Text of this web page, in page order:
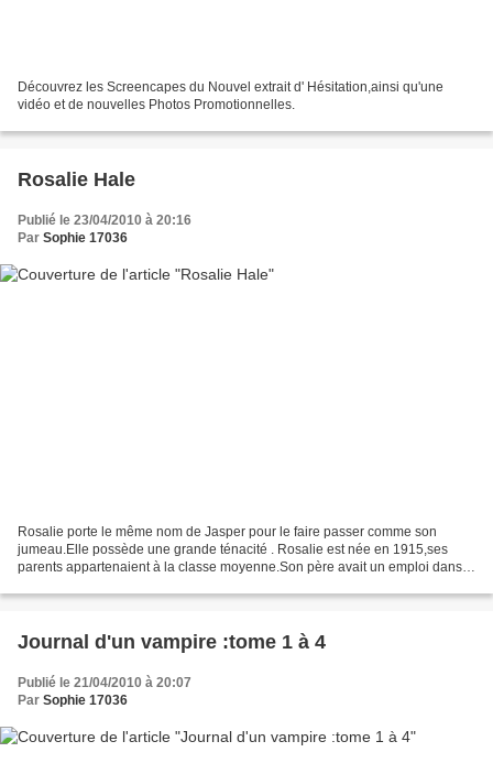
Découvrez les Screencapes du Nouvel extrait d' Hésitation,ainsi qu'une
vidéo et de nouvelles Photos Promotionnelles.
Rosalie Hale
Publié le 23/04/2010 à 20:16
Par Sophie 17036
Rosalie porte le même nom de Jasper pour le faire passer comme son
jumeau.Elle possède une grande ténacité . Rosalie est née en 1915,ses
parents appartenaient à la classe moyenne.Son père avait un emploi dans
Journal d'un vampire :tome 1 à 4
Publié le 21/04/2010 à 20:07
Par Sophie 17036